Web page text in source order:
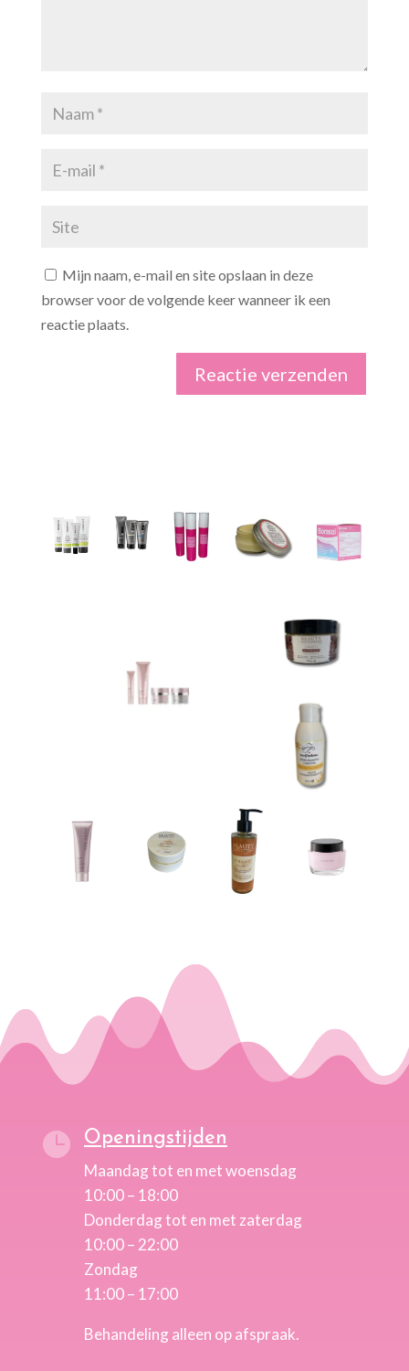
Mijn naam, e-mail en site opslaan in deze
browser voor de volgende keer wanneer ik een
reactie plaats.
 Openingstijden
Maandag tot en met woensdag
10:00 – 18:00
Donderdag tot en met zaterdag
10:00 – 22:00
Zondag
11:00 – 17:00
Behandeling alleen op afspraak.